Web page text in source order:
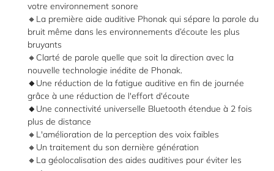
votre environnement sonore
🔸La première aide auditive Phonak qui sépare la parole du
bruit même dans les environnements d’écoute les plus
bruyants
🔸Clarté de parole quelle que soit la direction avec la
nouvelle technologie inédite de Phonak.
🔸 Une réduction de la fatigue auditive en fin de journée
grâce à une réduction de l'effort d'écoute
🔸 Une connectivité universelle Bluetooth étendue à 2 fois
plus de distance
🔸L'amélioration de la perception des voix faibles
🔸Un traitement du son dernière génération
🔸La géolocalisation des aides auditives pour éviter les